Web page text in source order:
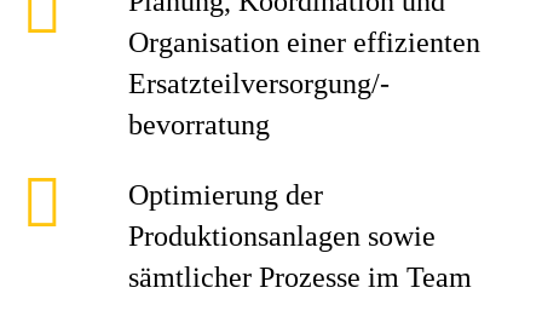
Organisation einer effizienten
Ersatzteilversorgung/-
bevorratung
Optimierung der
Produktionsanlagen sowie
sämtlicher Prozesse im Team